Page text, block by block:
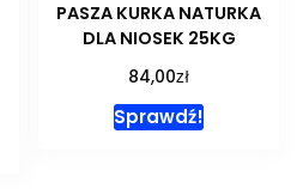
PASZA KURKA NATURKA
DLA NIOSEK 25KG
84,00zł
Sprawdź!